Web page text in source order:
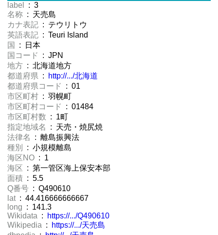
label
: 3
名称 : 天売島
カナ表記 : テウリトウ
英語表記 : Teuri Island
国
: 日本
国コード
: JPN
地方 : 北海道地方
都道府県 :
http://.../北海道
都道府県コード
: 01
市区町村 : 羽幌町
市区町村コード
: 01484
市区町村数 : 1町
指定地域名
: 天売・焼尻焼
法律名
: 離島振興法
種別
: 小規模離島
海区NO : 1
海区 : 第一管区海上保安本部
面積 : 5.5
Q番号 : Q490610
lat : 44.416666666667
long : 141.3
Wikidata :
https://.../Q490610
Wikipedia :
https://.../天売島